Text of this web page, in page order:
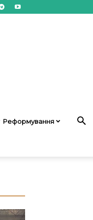
Реформування